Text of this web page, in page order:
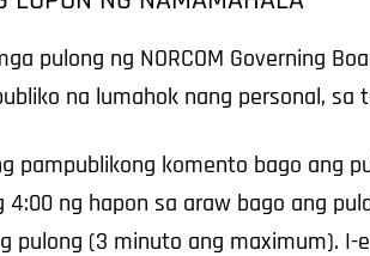
pulong ng NORCOM Governing
na lumahok nang personal,
pampublikong komento bago ang
4:00 ng hapon sa araw bago ang
pulong (3 minuto ang maximum). I-